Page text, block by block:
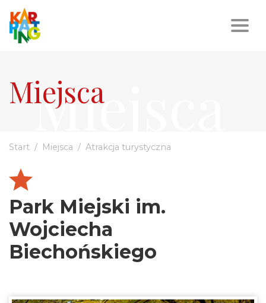
Miejsca
Miejsca
Start Miejsca Atrakcja turystyczna
Park Miejski im.
Wojciecha
Biechońskiego